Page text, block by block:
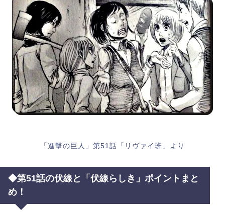
「進撃の巨人」第51話「リヴァイ班」より
◆第51話の伏線と「伏線らしき」ポイントまと
め！